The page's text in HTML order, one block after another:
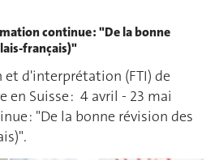
continue : "De la bonne
français)"
d'interprétation (FTI) de
en Suisse : 4 avril - 23 mai
: "De la bonne révision des